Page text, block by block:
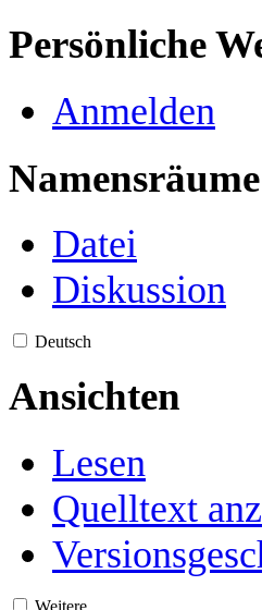
Persönliche
Anmelden
Namensräume
Datei
Diskussion
Deutsch
Ansichten
Lesen
Quelltext
Weitere